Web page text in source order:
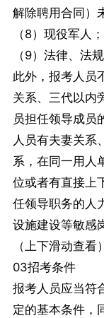
解除聘用合同）
（8）现役军人；
（9）法律、法
此外，报考人员
关系、三代以内
员担任领导成员
人员有夫妻关系
系，在同一用人
位或者有直接上
任领导职务的人
设施建设等敏感
（上下滑动查看）
03招考条件
报考人员应当符
定的基本条件，